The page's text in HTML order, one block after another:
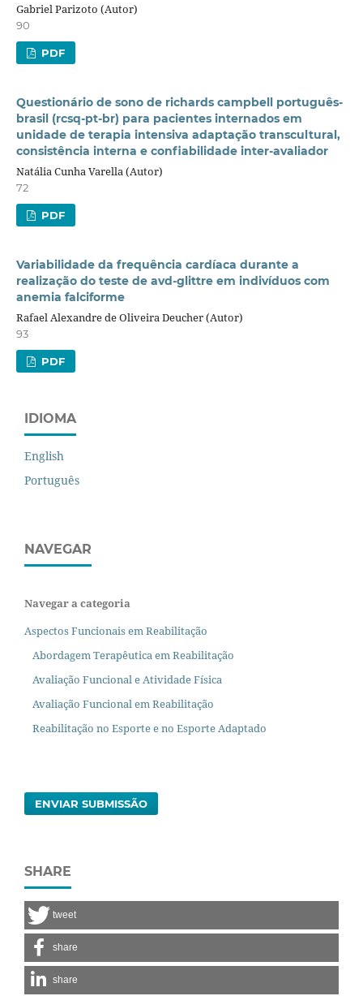
Gabriel Parizoto (Autor)
90
PDF
Questionário de sono de richards campbell português-
brasil (rcsq-pt-br) para pacientes internados em
unidade de terapia intensiva adaptação transcultural,
consistência interna e confiabilidade inter-avaliador
Natália Cunha Varella (Autor)
72
PDF
Variabilidade da frequência cardíaca durante a
realização do teste de avd-glittre em indivíduos com
anemia falciforme
Rafael Alexandre de Oliveira Deucher (Autor)
93
PDF
IDIOMA
English
Português
NAVEGAR
Navegar a categoria
Aspectos Funcionais em Reabilitação
Abordagem Terapêutica em Reabilitação
Avaliação Funcional e Atividade Física
Avaliação Funcional em Reabilitação
Reabilitação no Esporte e no Esporte Adaptado
ENVIAR SUBMISSÃO
SHARE
tweet
share
share